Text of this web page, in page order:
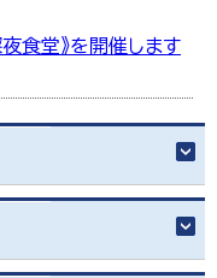
食堂》を開催します